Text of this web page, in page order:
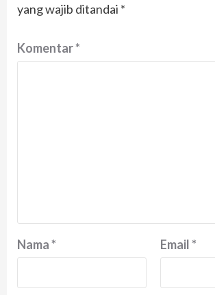
yang wajib ditandai *
Komentar*
Nama* Email*